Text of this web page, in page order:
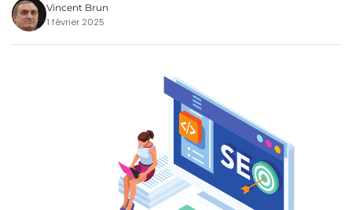
Vincent Brun
1 février 2025